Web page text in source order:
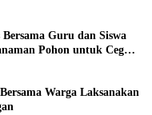
Guru dan Siswa
Pohon untuk Cegah
Warga Laksanakan